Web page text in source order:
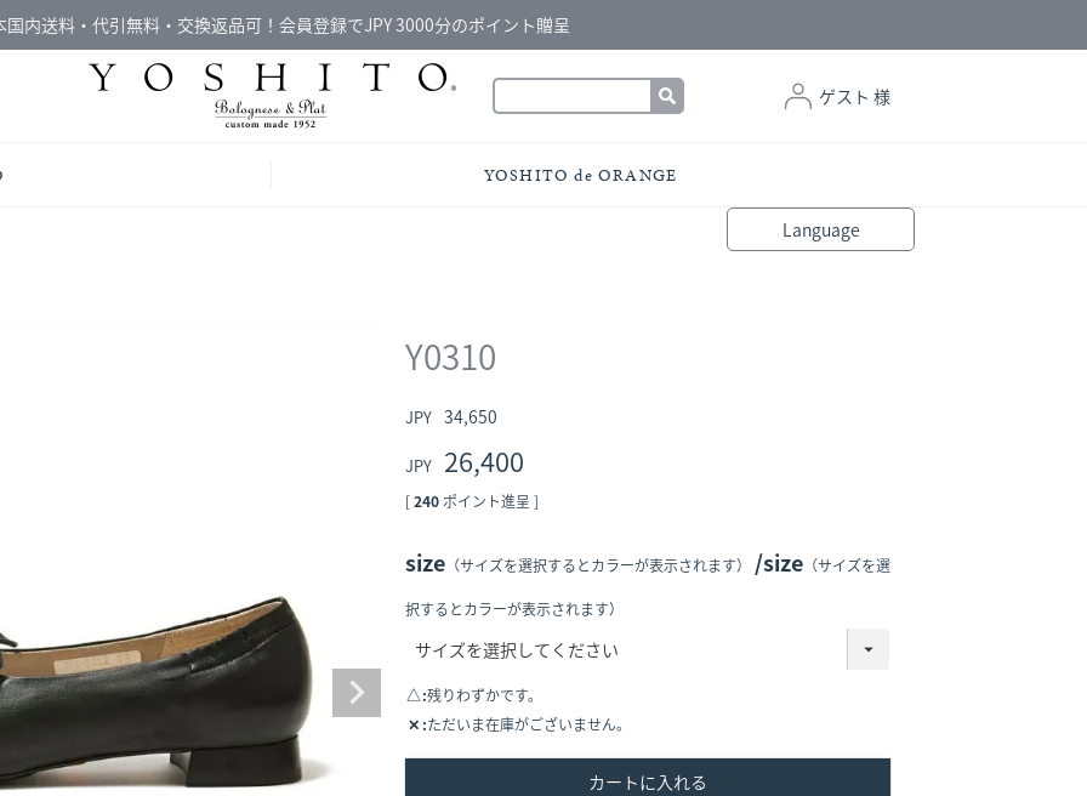
国内送料・代引無料・交換返品可！会員登録でJPY 3000分のポイント贈呈
ゲスト 様
YOSHITO de ORANGE
Language
Y0310
34,650
26,400
[240 ポイント進呈 ]
size （サイズを選択するとカラーが表示されます） size （サイズを選
択するとカラーが表示されます）
△ 残りわずかです。
✕ ただいま在庫がございません。
カートに入れる